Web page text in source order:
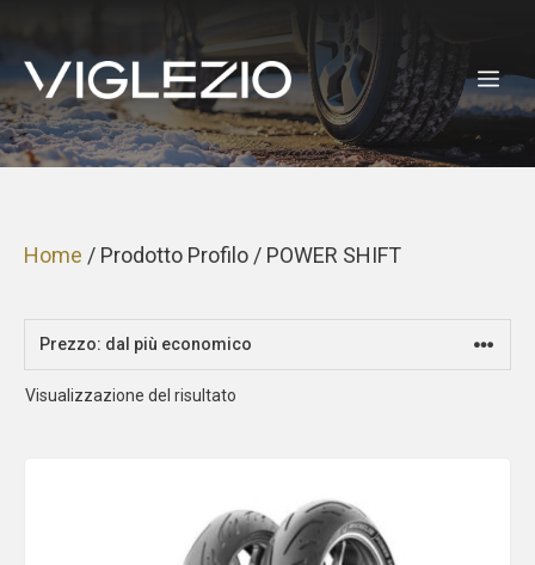
contenuto
Home / Prodotto Profilo / POWER SHIFT
Visualizzazione del risultato